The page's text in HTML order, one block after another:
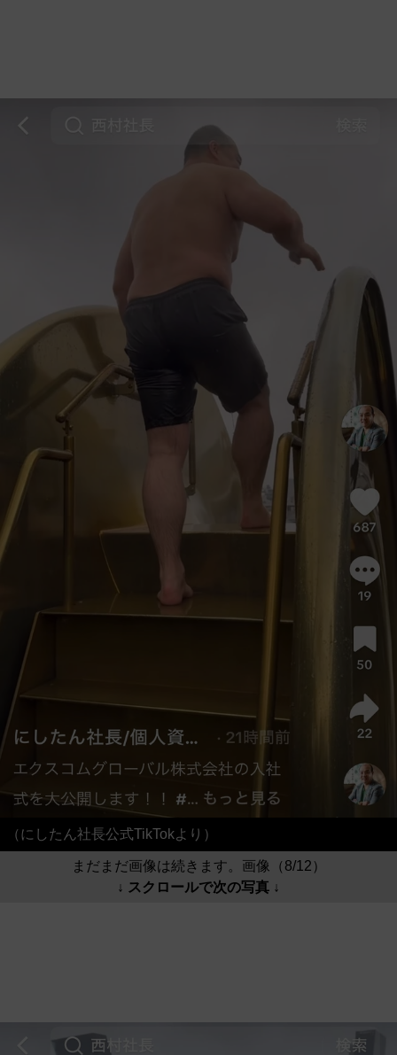
（にしたん社長公式TikTokより）
まだまだ画像は続きます。画像（8/12）
↓ スクロールで次の写真 ↓